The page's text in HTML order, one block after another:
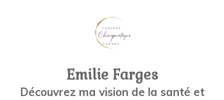
Emilie Farges
Découvrez ma vision de la santé et